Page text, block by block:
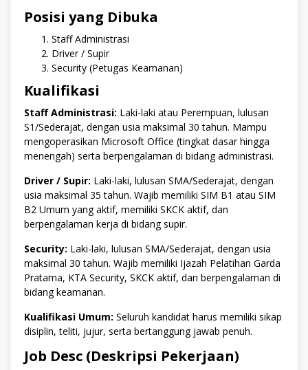
Posisi yang Dibuka
Staff Administrasi
Driver / Supir
Security (Petugas Keamanan)
Kualifikasi
Staff Administrasi: Laki-laki atau Perempuan, lulusan
S1/Sederajat, dengan usia maksimal 30 tahun. Mampu
mengoperasikan Microsoft Office (tingkat dasar hingga
menengah) serta berpengalaman di bidang administrasi.
Driver / Supir: Laki-laki, lulusan SMA/Sederajat, dengan
usia maksimal 35 tahun. Wajib memiliki SIM B1 atau SIM
B2 Umum yang aktif, memiliki SKCK aktif, dan
berpengalaman kerja di bidang supir.
Security: Laki-laki, lulusan SMA/Sederajat, dengan usia
maksimal 30 tahun. Wajib memiliki Ijazah Pelatihan Garda
Pratama, KTA Security, SKCK aktif, dan berpengalaman di
bidang keamanan.
Kualifikasi Umum: Seluruh kandidat harus memiliki sikap
disiplin, teliti, jujur, serta bertanggung jawab penuh.
Job Desc (Deskripsi Pekerjaan)